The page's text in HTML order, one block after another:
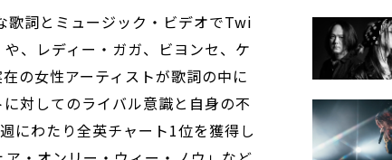
歌詞とミュージック・ビデオでTwi
、レディー・ガガ、ビヨンセ、ケ
の女性アーティストが歌詞の中に
対してのライバル意識と自身の不
にわたり全英チャート1位を獲得し